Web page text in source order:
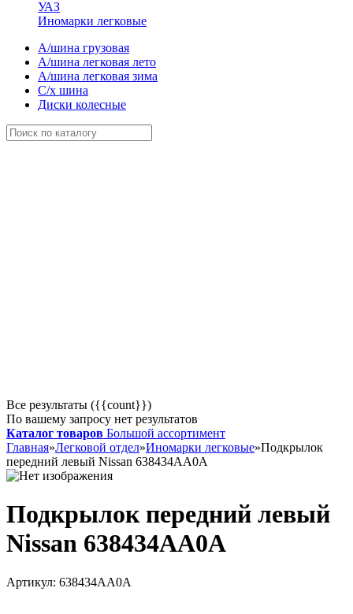
УАЗ
Иномарки легковые
А/шина грузовая
А/шина легковая лето
А/шина легковая зима
С/х шина
Диски колесные
Все результаты ({{count}})
По вашему запросу нет результатов
Каталог товаров Большой ассортимент
Главная»Легковой отдел»Иномарки легковые»Подкрылок
передний левый Nissan 638434AA0A
Подкрылок передний левый
Nissan 638434AA0A
Артикул: 638434AA0A